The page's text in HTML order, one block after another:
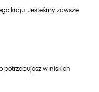
kraju. Jesteśmy zawsze
potrzebujesz w niskich